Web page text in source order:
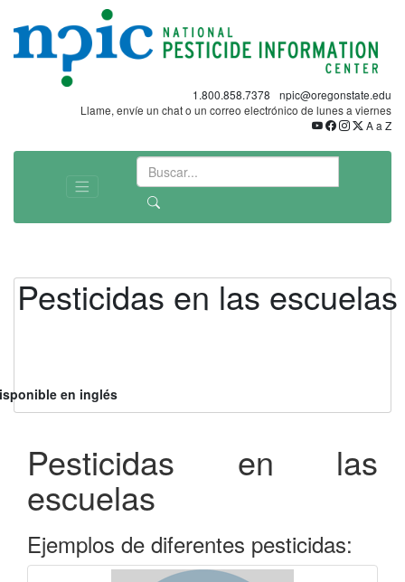
1.800.858.7378
npic@oregonstate.edu
Llame, envíe un chat o un correo electrónico de lunes a viernes
A a Z
Pesticidas en las escuelas
en inglés
Pesticidas en las
escuelas
Ejemplos de diferentes pesticidas: